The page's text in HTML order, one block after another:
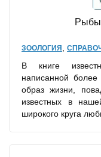
Рыбы
ЗООЛОГИЯ
В книге
написанной
образ жизни,
известных в
широкого круга